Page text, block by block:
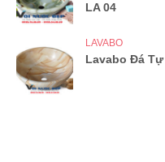
LA 04
LAVABO
Lavabo Đá